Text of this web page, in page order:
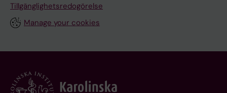
Tillgänglighetsredogörelse
Manage your cookies